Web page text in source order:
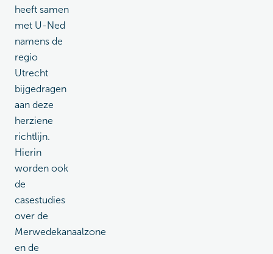
heeft samen
met U-Ned
namens de
regio
Utrecht
bijgedragen
aan deze
herziene
richtlijn.
Hierin
worden ook
de
casestudies
over de
Merwedekanaalzone
en de